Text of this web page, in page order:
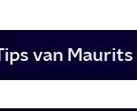
van Maurits